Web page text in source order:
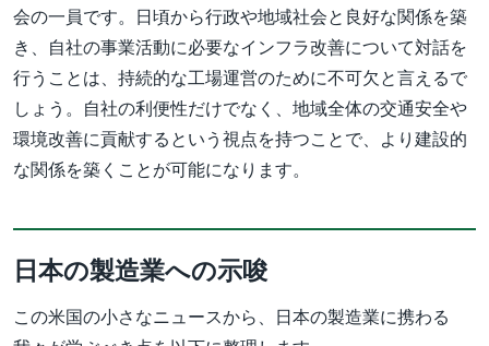
会の一員です。日頃から行政や地域社会と良好な関係を築
き、自社の事業活動に必要なインフラ改善について対話を
行うことは、持続的な工場運営のために不可欠と言えるで
しょう。自社の利便性だけでなく、地域全体の交通安全や
環境改善に貢献するという視点を持つことで、より建設的
な関係を築くことが可能になります。
日本の製造業への示唆
この米国の小さなニュースから、日本の製造業に携わる